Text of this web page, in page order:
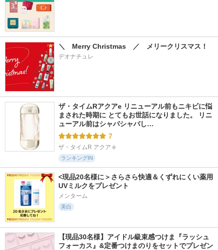
＼　Merry Christmas　／　メリークリスマス！
デオナチュレ
ザ・タイムRアクアe リニューアル前もニキビに悩
まされた時期に とてもお世話になりました。 リニ
ューアル前はシャバシャバし…
7
ザ・タイムR アクア e
ランキングIN
<現品20名様に＞さらさら快適＆くずれにくい薬用
UVミルクをプレゼント
メンターム
美白
【現品30名様】アイドル級束感つけま『ラッシュ
フォーカス』&定番つけまのりをセットでプレゼン